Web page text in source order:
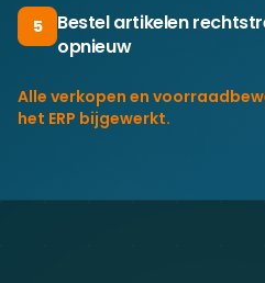
5
Bestel artikelen
opnieuw
Alle verkopen en
het ERP bijgewerkt.